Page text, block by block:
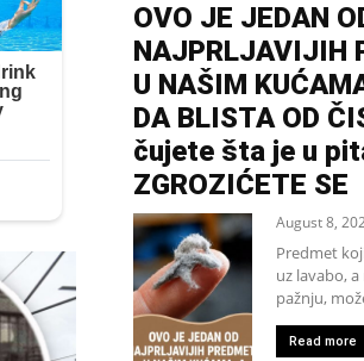
OVO JE JEDAN
NAJPRLJAVIJIH
U NAŠIM
DA BLISTA OD
čujete šta je u
ZGROZIĆETE SE
August 8,
Predmet
uz lavabo,
pažnju,
Read more